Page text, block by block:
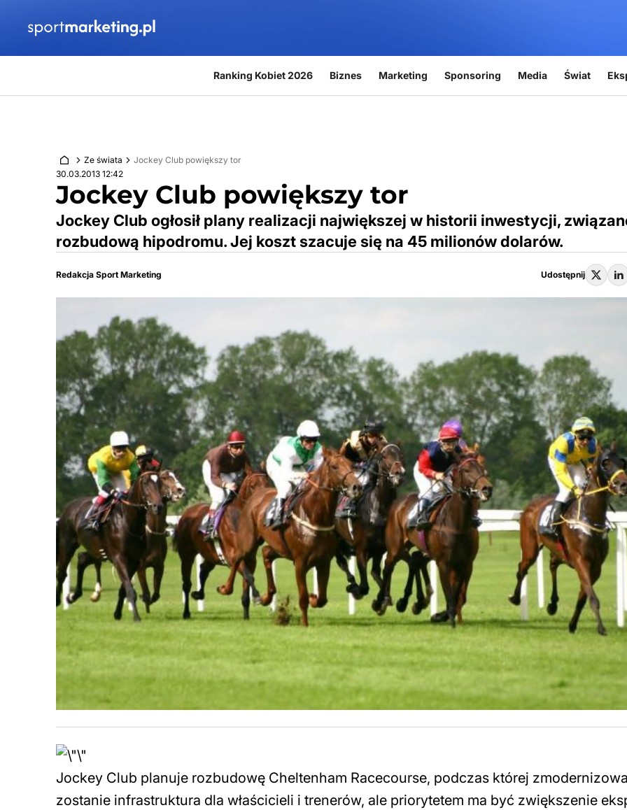
Ranking Kobiet 2026 Biznes Marketing Sponsoring Media Świat
Ze świata
Jockey Club powiększy tor
30.03.2013 12:42
Jockey Club powiększy tor
Jockey Club ogłosił plany realizacji największej w historii inwestycji,
rozbudową hipodromu. Jej koszt szacuje się na 45 milionów dolarów.
Redakcja Sport Marketing Udostępnij
Jockey Club planuje rozbudowę Cheltenham Racecourse, podczas której
zostanie infrastruktura dla właścicieli i trenerów, ale priorytetem ma być zwiększenie